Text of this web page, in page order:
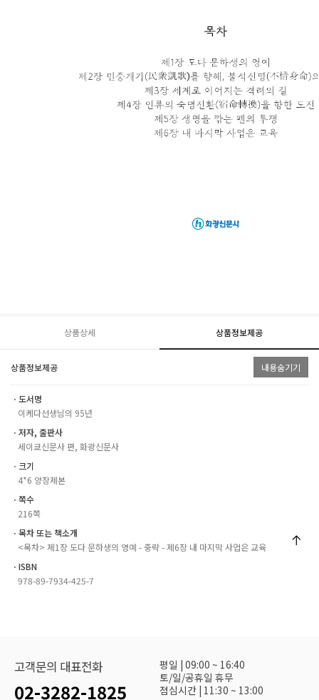
상품상세 상품정보제공
상품정보제공 내용숨기기
ㆍ도서명
이케다선생님의 95년
ㆍ저자, 출판사
세이쿄신문사 편, 화광신문사
ㆍ크기
4*6 양장제본
ㆍ쪽수
216쪽
ㆍ목차 또는 책소개
<목차> 제1장 도다 문하생의 영예 - 중략 - 제6장 내 마지막 사업은 교육
ㆍISBN
978-89-7934-425-7
고객문의 대표전화
02-3282-1825
평일 | 09:00 ~ 16:40
토/일/공휴일 휴무
점심시간 | 11:30 ~ 13:00